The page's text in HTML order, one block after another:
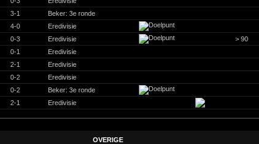
3-1
Beker: 3e ronde
4-0
Eredivisie
0-3 Eredivisie
> 90
0-1
Eredivisie
2-1
Eredivisie
0-2
Eredivisie
0-2
Beker: 3e ronde
2-1 Eredivisie
OVERIGE